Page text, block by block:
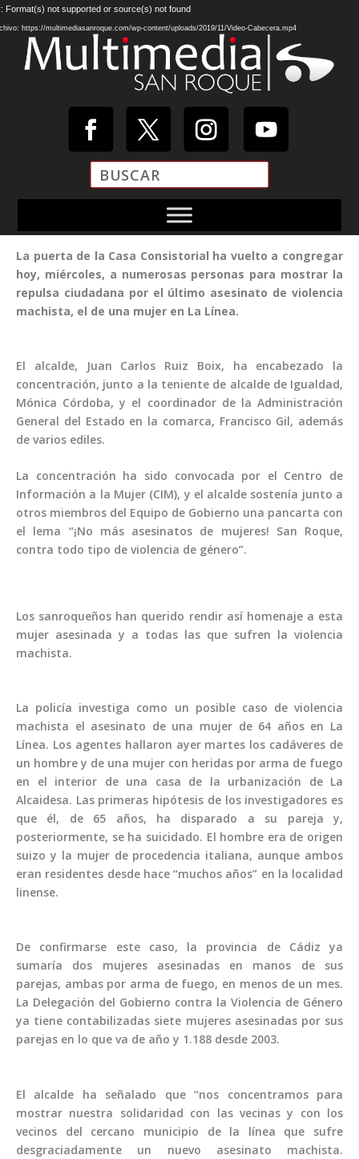
Reproductor
de
Format(s) not supported or source(s) not found
https://multimediasanroque.com/wp-content/uploads/2019/11/Video-Cabecera.mp4
La puerta de la Casa Consistorial ha vuelto a congregar
hoy, miércoles, a numerosas personas para mostrar la
repulsa ciudadana por el último asesinato de violencia
machista, el de una mujer en La Línea.
El alcalde, Juan Carlos Ruiz Boix, ha encabezado la
concentración, junto a la teniente de alcalde de Igualdad,
Mónica Córdoba, y el coordinador de la Administración
General del Estado en la comarca, Francisco Gil, además
de varios ediles.
La concentración ha sido convocada por el Centro de
Información a la Mujer (CIM), y el alcalde sostenía junto a
otros miembros del Equipo de Gobierno una pancarta con
el lema “¡No más asesinatos de mujeres! San Roque,
contra todo tipo de violencia de género”.
Los sanroqueños han querido rendir así homenaje a esta
mujer asesinada y a todas las que sufren la violencia
machista.
La policía investiga como un posible caso de violencia
machista el asesinato de una mujer de 64 años en La
Línea. Los agentes hallaron ayer martes los cadáveres de
un hombre y de una mujer con heridas por arma de fuego
en el interior de una casa de la urbanización de La
Alcaidesa. Las primeras hipótesis de los investigadores es
que él, de 65 años, ha disparado a su pareja y,
posteriormente, se ha suicidado. El hombre era de origen
suizo y la mujer de procedencia italiana, aunque ambos
eran residentes desde hace “muchos años” en la localidad
linense.
De confirmarse este caso, la provincia de Cádiz ya
sumaría dos mujeres asesinadas en manos de sus
parejas, ambas por arma de fuego, en menos de un mes.
La Delegación del Gobierno contra la Violencia de Género
ya tiene contabilizadas siete mujeres asesinadas por sus
parejas en lo que va de año y 1.188 desde 2003.
El alcalde ha señalado que “nos concentramos para
mostrar nuestra solidaridad con las vecinas y con los
vecinos del cercano municipio de la línea que sufre
desgraciadamente un nuevo asesinato machista.